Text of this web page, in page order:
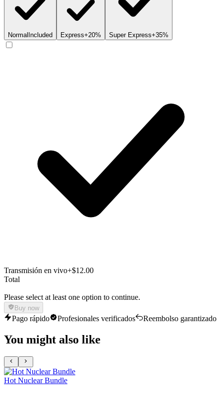
Normal Included Express+20% Super Express+35%
Transmisión en vivo+$12.00
Total
Please select at least one option to continue.
Buy now
Pago rápido Profesionales verificados Reembolso garantizado
You might also like
Hot Nuclear Bundle